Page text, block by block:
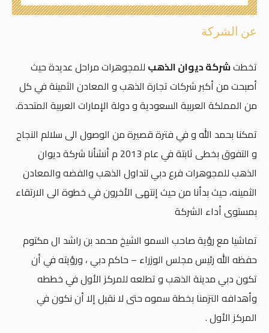
عن الشركة
تخطتشركة ديوان الذهب للمجوهرات مراحل عديدة حيث
أصبحت من أكبر شركات تجارة الذهب و المعادن الثمينة في كل
من المملكة العربية السعودية و دولة الإمارات العربية المتحدة.
تمكنا بحمد الله و في فترة قصيرة من الوصول الى سلالم النجاح
و التفوق بخطى ثابتة في عام 2013 م أنشأنا شركة ديوان
الذهب للمجوهرات فرع دبي لتداول الذهب والفضه والمعادن
الثمينه، حيث بدأنا من حيث إنتهى الأخرون في خطوة الى الارتقاء
بمستوى أداء الشركة
تماشيا مع رؤية صاحب السمو الشيخ محمد بن راشد ال مكتوم
حفظه الله رئيس مجلس الوزراء – حاكم دبي ، ورؤيته في أن
تكون دبي مدينة الذهب و تطلعه للمركز الأول في خططه
وأهدافه التزمنا بخطة سموه حتى لا نقبل إلا أن نكون في
المركز الأول .